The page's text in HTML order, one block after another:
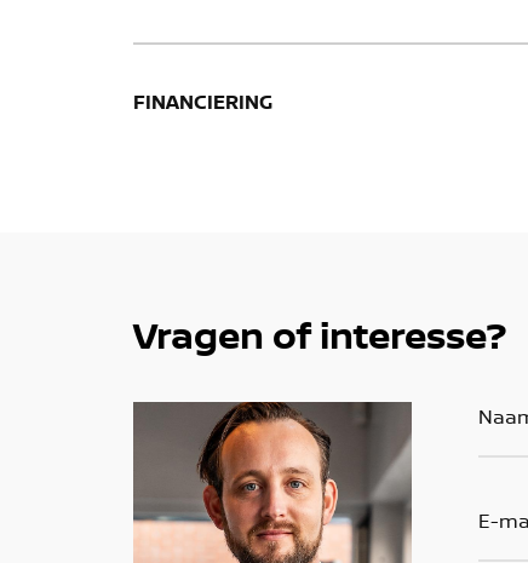
FINANCIERING
Vragen of interesse?